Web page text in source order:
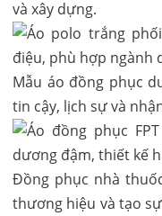
và xây dựng.
Mẫu áo đồng phục
tin cậy, lịch sự và
Đồng phục nhà
thương hiệu và tạo